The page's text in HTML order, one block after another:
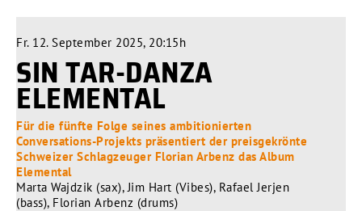
Fr. 12. September 2025, 20:15h
SIN TAR-DANZA
ELEMENTAL
Für die fünfte Folge seines ambitionierten
Conversations-Projekts präsentiert der preisgekrönte
Schweizer Schlagzeuger Florian Arbenz das Album
Elemental
Marta Wajdzik (sax), Jim Hart (Vibes), Rafael Jerjen
(bass), Florian Arbenz (drums)